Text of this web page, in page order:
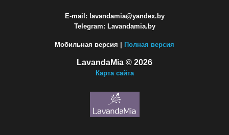
E-mail: lavandamia@yandex.by
Telegram: Lavandamia.by
Мобильная версия | Полная версия
LavandaMia © 2026
Карта сайта